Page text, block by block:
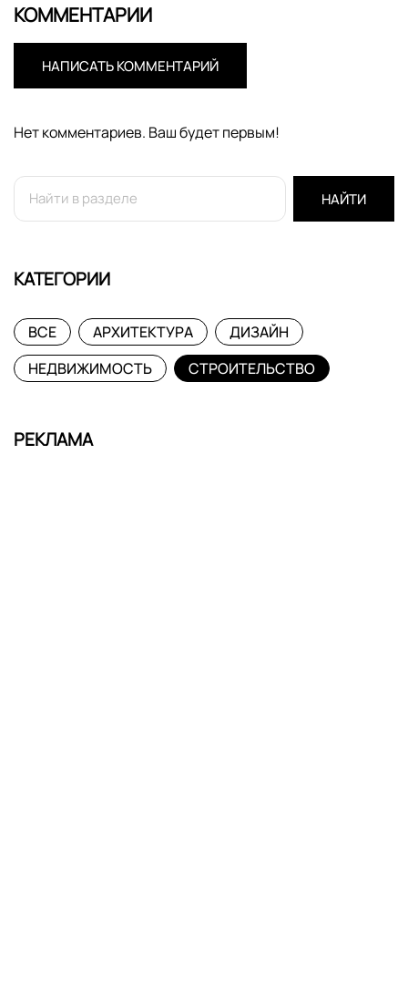
КОММЕНТАРИИ
НАПИСАТЬ КОММЕНТАРИЙ
Нет комментариев. Ваш будет первым!
НАЙТИ
КАТЕГОРИИ
ВСЕ АРХИТЕКТУРА
ДИЗАЙН
НЕДВИЖИМОСТЬ
СТРОИТЕЛЬСТВО
РЕКЛАМА